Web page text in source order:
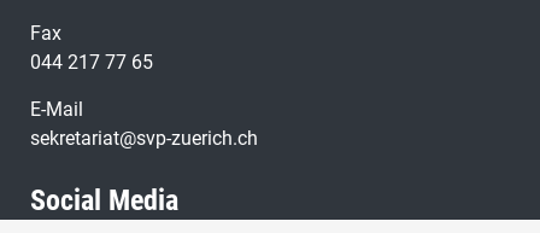
Fax
044 217 77 65
E-Mail
sekretariat@svp-zuerich.ch
Social Media